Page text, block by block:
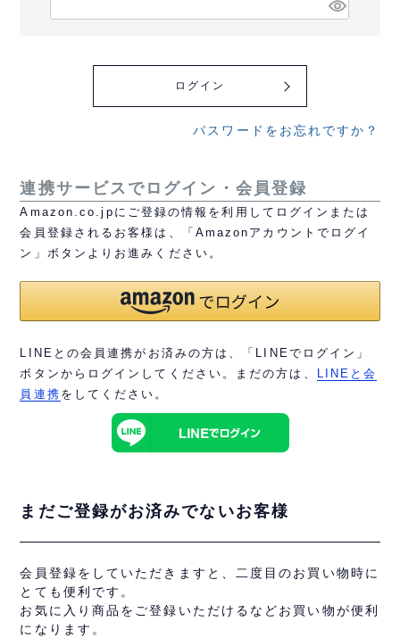
必
ログイン
パスワードをお忘れですか？
連携サービスでログイン・会員登録
Amazon.co.jpにご登録の情報を利用してログインまたは
会員登録されるお客様は、「Amazonアカウントでログイ
ン」ボタンよりお進みください。
LINEとの会員連携がお済みの方は、「LINEでログイン」
ボタンからログインしてください。まだの方は、
LINEと会
員連携 をしてください。
まだご登録がお済みでないお客様
会員登録をしていただきますと、二度目のお買い物時に
とても便利です。
お気に入り商品をご登録いただけるなどお買い物が便利
になります。